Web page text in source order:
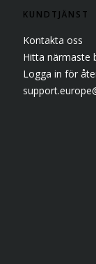
KUNDTJÄNST
Kontakta oss
Hitta närmaste
Logga in för